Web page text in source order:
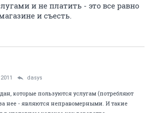
и не платить - это все равно
и съесть.
dasys
которые пользуются услугам (потребляют
нее - являются неправомерными. И такие